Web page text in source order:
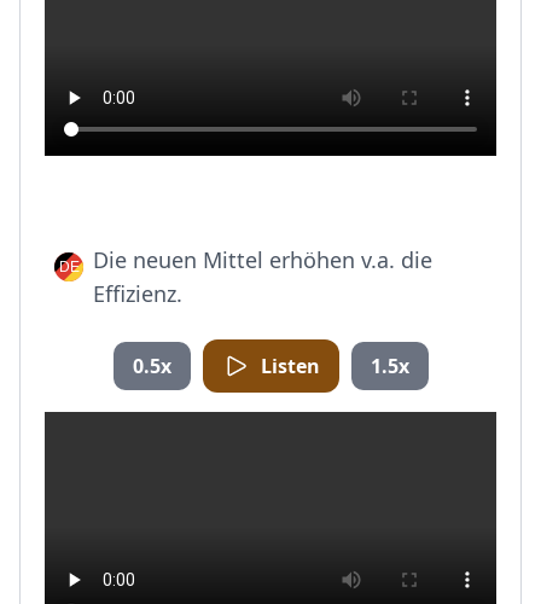
Die neuen Mittel erhöhen v.a. die
Effizienz.
0.5x Listen 1.5x